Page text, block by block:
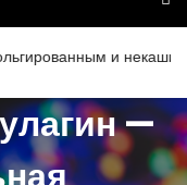
и некашированным
—
i